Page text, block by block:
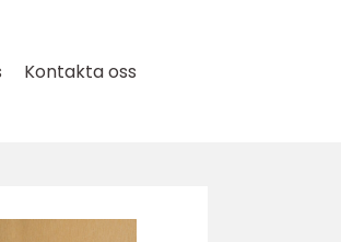
Kontakta oss